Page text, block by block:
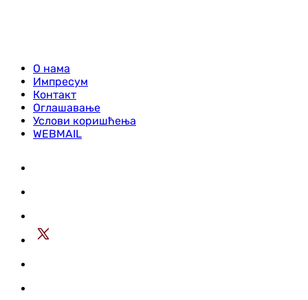
О нама
Импресум
Контакт
Оглашавање
Услови коришћења
WEBMAIL